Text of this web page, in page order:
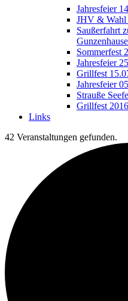
Jahresfeier
JHV & Wahl
Saußerfahrt
Sommerfest
Jahresfeier
Grillfest
Jahresfeier
Strauße
Grillfest 2016
Links
42 Veranstaltungen gefunden.